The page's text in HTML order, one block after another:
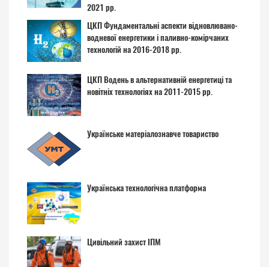
2021 рр.
ЦКП Фундаментальні аспекти відновлювано-
водневої енергетики і паливно-комірчаних
технологій на 2016-2018 рр.
ЦКП Водень в альтернативній енергетиці та
новітніх технологіях на 2011-2015 рр.
Українське матеріалознавче товариство
Українська технологічна платформа
Цивільний захист ІПМ